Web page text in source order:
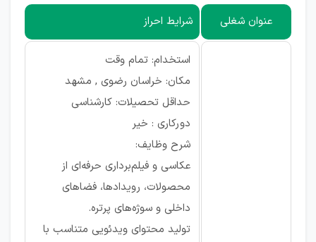
عنوان شغلی شرایط احراز
استخدام: تمام وقت
مکان: خراسان رضوی , مشهد
حداقل تحصیلات: کارشناسی
دورکاری : خیر
شرح وظایف:
عکاسی و فیلم‌برداری حرفه‌ای از
محصولات، رویدادها، فضاهای
داخلی و سوژه‌های پرتره.
تولید محتوای ویدئویی متناسب با